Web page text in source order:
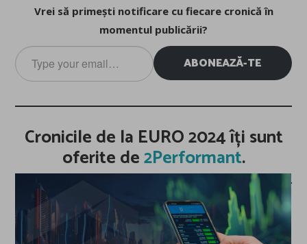
Vrei să primești notificare cu fiecare cronică în
momentul publicării?
Type
your
email…
ABONEAZĂ-TE
Cronicile de la EURO 2024 îți sunt
oferite de2Performant.